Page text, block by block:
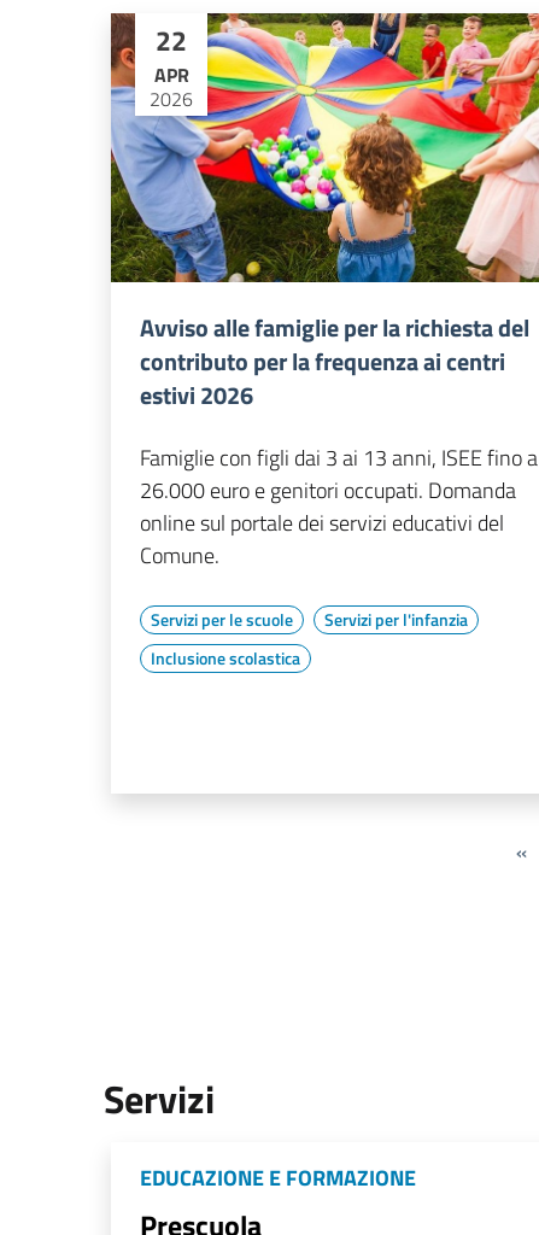
22
APR
2026
Avviso alle famiglie per la richiesta del
contributo per la frequenza ai centri
estivi 2026
Famiglie con figli dai 3 ai 13 anni, ISEE fino a
26.000 euro e genitori occupati. Domanda
online sul portale dei servizi educativi del
Comune.
Servizi per le scuole
Servizi per l'infanzia
Inclusione scolastica
«
Servizi
EDUCAZIONE E FORMAZIONE
Prescuola